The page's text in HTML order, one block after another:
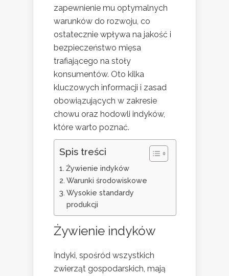
zapewnienie mu optymalnych
warunków do rozwoju, co
ostatecznie wpływa na jakość i
bezpieczeństwo mięsa
trafiającego na stoły
konsumentów. Oto kilka
kluczowych informacji i zasad
obowiązujących w zakresie
chowu oraz hodowli indyków,
które warto poznać.
Spis treści
Żywienie indyków
Warunki środowiskowe
Wysokie standardy
produkcji
Żywienie indyków
Indyki, spośród wszystkich
zwierząt gospodarskich, mają